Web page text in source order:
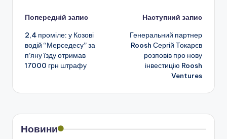
Навігація
по
запису
Попередній запис
2,4 проміле: у Козові
водій “Мерседесу” за
п’яну їзду отримав
17000 грн штрафу
Наступний запис
Генеральний партнер
Roosh Сергій Токарєв
розповів про нову
інвестицію Roosh
Ventures
Новини